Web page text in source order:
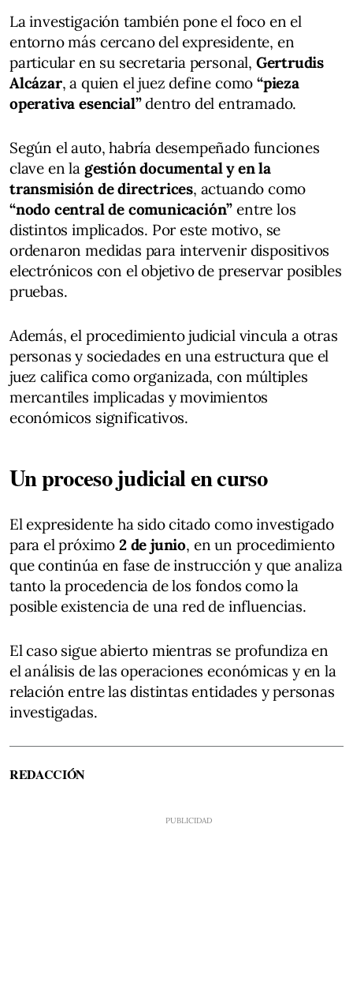
La investigación también pone el foco en el
entorno más cercano del expresidente, en
particular en su secretaria personal, Gertrudis
Alcázar, a quien el juez define como “pieza
operativa esencial”dentro del entramado.
Según el auto, habría desempeñado funciones
clave en la gestión documental y en la
transmisión de directrices, actuando como
“nodo central de comunicación” entre los
distintos implicados. Por este motivo, se
ordenaron medidas para intervenir dispositivos
electrónicos con el objetivo de preservar posibles
pruebas.
Además, el procedimiento judicial vincula a otras
personas y sociedades en una estructura que el
juez califica como organizada, con múltiples
mercantiles implicadas y movimientos
económicos significativos.
Un proceso judicial en curso
El expresidente ha sido citado como investigado
para el próximo 2 de junio, en un procedimiento
que continúa en fase de instrucción y que analiza
tanto la procedencia de los fondos como la
posible existencia de una red de influencias.
El caso sigue abierto mientras se profundiza en
el análisis de las operaciones económicas y en la
relación entre las distintas entidades y personas
investigadas.
REDACCIÓN